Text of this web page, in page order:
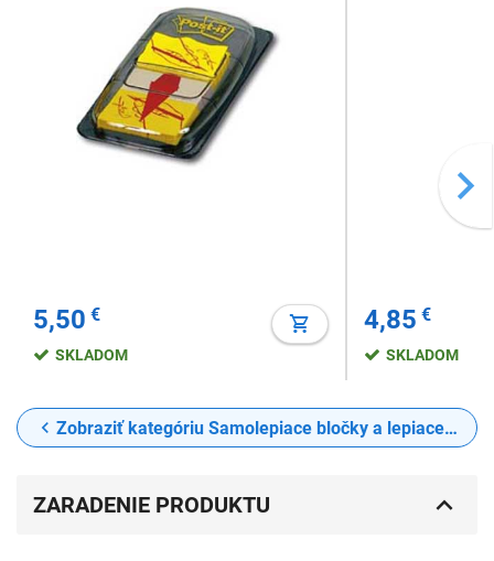
5,50 €
SKLADOM
4,85 €
SKLADOM
Zobraziť kategóriu Samolepiace bločky a lepiace papieriky
ZARADENIE PRODUKTU